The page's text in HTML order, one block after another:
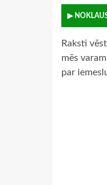
▶
Raksti
mēs
par